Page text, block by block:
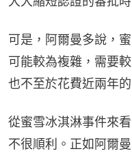
可是，阿爾曼多說，
可能較為複雜，需要
也不至於花費近兩年的
從蜜雪冰淇淋事件來
不很順利。正如阿爾